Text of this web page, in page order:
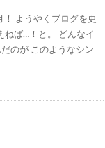
ようやくブログを更
ねば…！と。 どんなイ
のが このようなシン